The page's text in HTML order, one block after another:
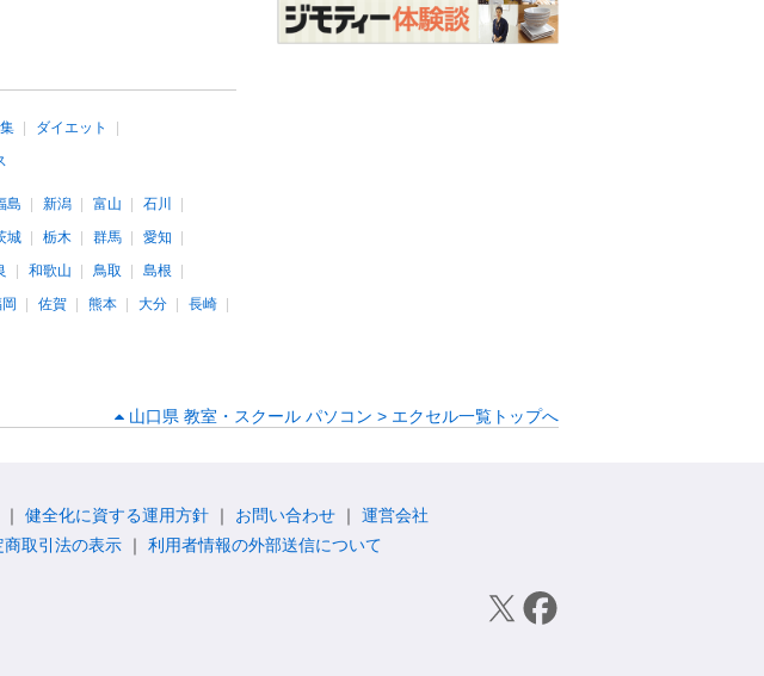
ダイエット
島 新潟 富山
石川
城 栃木 群馬
愛知
和歌山 鳥取
島根
佐賀 熊本 大分
長崎
山口県 教室・スクール パソコン > エクセル一覧トップへ
健全化に資する運用方針 お問い合わせ
運営会社
商取引法の表示 利用者情報の外部送信について